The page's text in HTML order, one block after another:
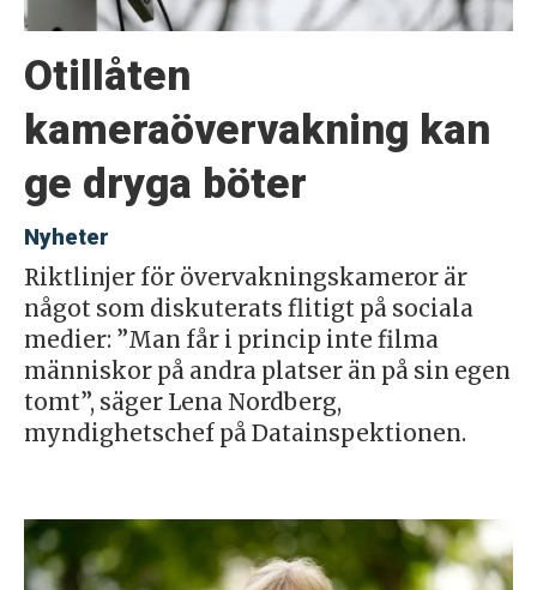
Otillåten
kameraövervakning kan
ge dryga böter
Nyheter
Riktlinjer för övervakningskameror är
något som diskuterats flitigt på sociala
medier: ”Man får i princip inte filma
människor på andra platser än på sin egen
tomt”, säger Lena Nordberg,
myndighetschef på Datainspektionen.